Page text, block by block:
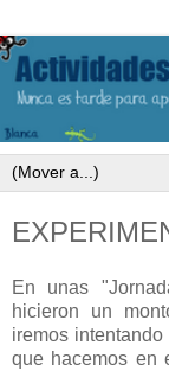
En unas
hicieron un
iremos
que hacemos en